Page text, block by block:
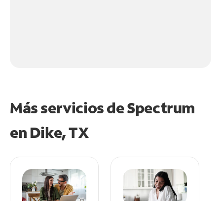
Más servicios de Spectrum
en Dike, TX